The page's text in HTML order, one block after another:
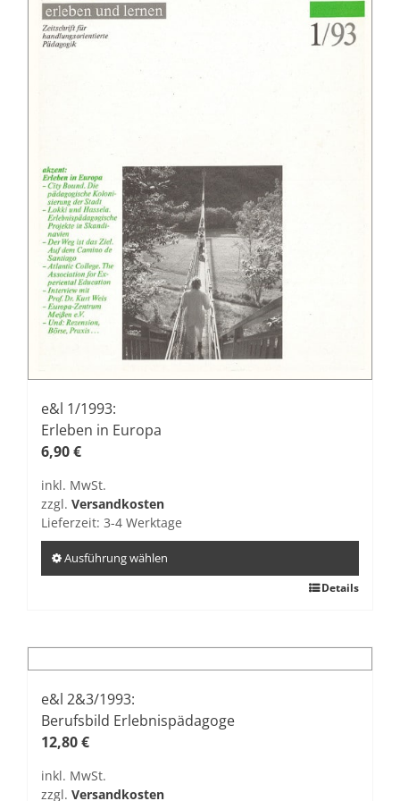
e&l 1/1993:
Erleben in Europa
6,90€
inkl. MwSt.
zzgl. Versandkosten
Lieferzeit: 3-4 Werktage
Ausführung wählen
mehrere
Varianten
auf.
Die
Optionen
auf
Details
e&l 2&3/1993:
Berufsbild Erlebnispädagoge
12,80€
inkl. MwSt.
zzgl. Versandkosten